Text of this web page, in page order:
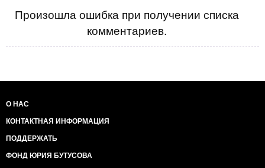
Произошла ошибка при получении списка
комментариев.
О НАС
КОНТАКТНАЯ ИНФОРМАЦИЯ
ПОДДЕРЖАТЬ
ФОНД ЮРИЯ БУТУСОВА